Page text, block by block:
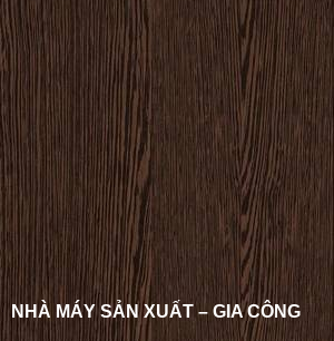
NHÀ MÁY SẢN XUẤT – GIA CÔNG